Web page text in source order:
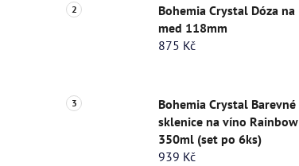
Bohemia Crystal Dóza na
med 118mm
875 Kč
Bohemia Crystal Barevné
sklenice na víno Rainbow
350ml (set po 6ks)
939 Kč